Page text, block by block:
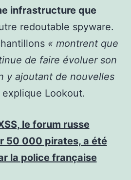
infrastructure que
redoutable spyware.
« montrent que
de faire évoluer son
y ajoutant de nouvelles
explique Lookout.
le forum russe
50 000 pirates, a été
la police française